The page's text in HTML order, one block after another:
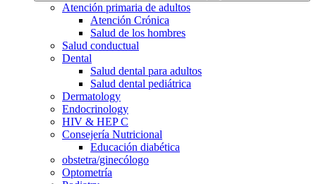
Atención primaria de adultos
Atención Crónica
Salud de los hombres
Salud conductual
Dental
Salud dental para adultos
Salud dental pediátrica
Dermatology
Endocrinology
HIV & HEP C
Consejería Nutricional
Educación diabética
obstetra/ginecólogo
Optometría